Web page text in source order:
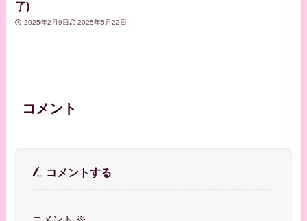
了)
2025年2月9日 2025年5月22日
コメント
コメントする